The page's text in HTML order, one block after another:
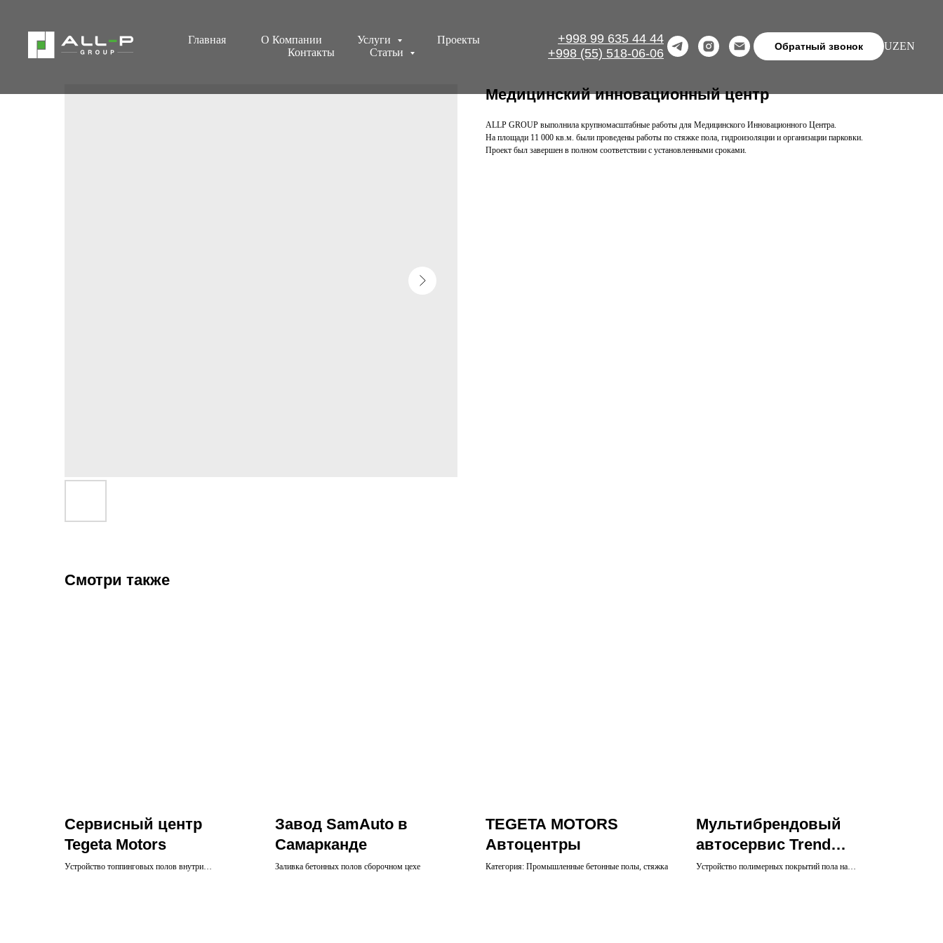
Главная О Компании Услуги
Проекты
Контакты
Статьи
+998 99 635 44 44
+998 (55) 518-06-06
Обратный звонок UZEN
Медицинский инновационный центр
ALLP GROUP выполнила крупномасштабные работы для Медицинского Инновационного Центра.
На площади 11 000 кв.м. были проведены работы по стяжке пола, гидроизоляции и организации парковки.
Проект был завершен в полном соответствии с установленными сроками.
Смотри также
Сервисный центр
Tegeta Motors
Устройство топпинговых полов внутри
Завод SamAuto в
Самарканде
Заливка бетонных полов сборочном цехе
TEGETA MOTORS
Автоцентры
Категория: Промышленные бетонные полы, стяжка
Мультибрендовый
автосервис Trend
Motors
Устройство полимерных покрытий пола на